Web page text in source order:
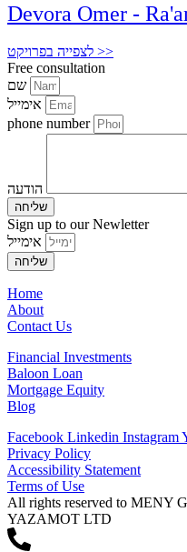
Devora Omer -
לצפייה בפרויקט >>
Free consultation
phone number
שליחה
Sign up to our Newletter
שליחה
Home
About
Contact Us
Financial Investments
Baloon Loan
Mortgage Equity
Blog
Facebook Linkedin Instagram
Privacy Policy
Accessibility Statement
Terms of Use
All rights reserved to MENY
YAZAMOT LTD